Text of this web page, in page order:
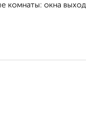
комнаты: окна